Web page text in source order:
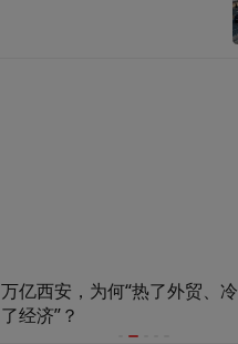
一“脑”统全域 数智兴鲁企——山
东以“产业大脑”赋能实体经济高